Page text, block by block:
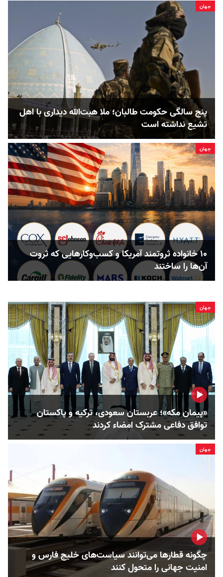
جهان
پنج‌ سالگی حکومت طالبان؛ ملا هبت‌الله دیداری با اهل
تشیع نداشته است
جهان
۱۰ خانواده ثروتمند آمریکا و کسب‌وکارهایی که ثروت
آن‌ها را ساختند
جهان
«پیمان مکه»؛ عربستان سعودی، ترکیه و پاکستان
توافق دفاعی مشترک امضاء کردند
جهان
چگونه قطارها می‌توانند سیاست‌های خلیج فارس و
امنیت جهانی را متحول کنند